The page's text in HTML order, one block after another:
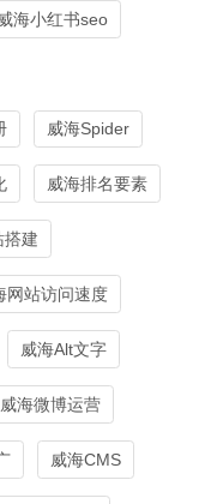
威海小红书seo
威海Spider
威海排名要素
搭建
网站访问速度
威海Alt文字
威海微博运营
威海CMS